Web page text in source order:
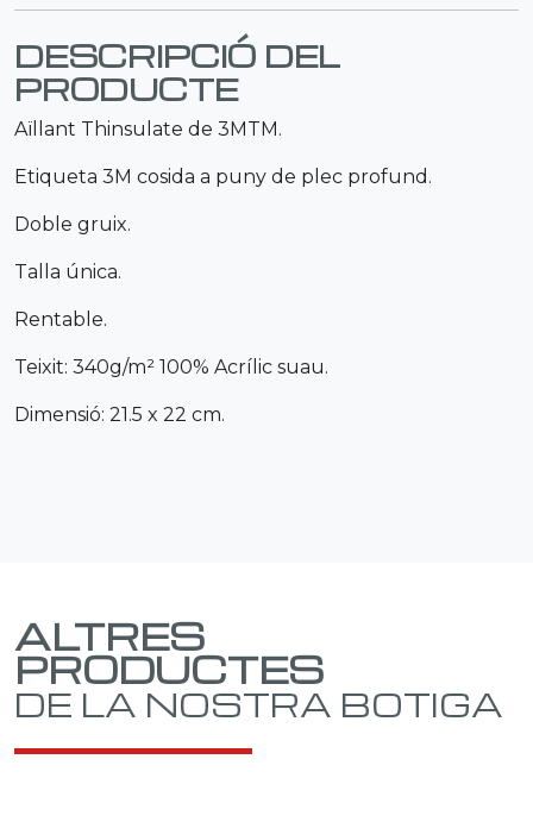
DESCRIPCIÓ DEL
PRODUCTE
Aïllant Thinsulate de 3MTM.
Etiqueta 3M cosida a puny de plec profund.
Doble gruix.
Talla única.
Rentable.
Teixit: 340g/m² 100% Acrílic suau.
Dimensió: 21.5 x 22 cm.
ALTRES
PRODUCTES
DE LA NOSTRA BOTIGA